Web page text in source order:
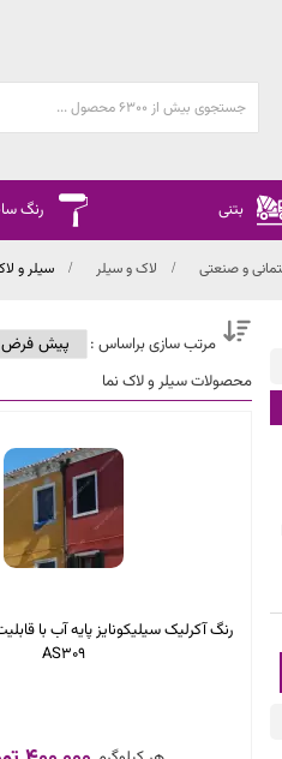
بتنی رنگ
و صنعتی لاک و سیلر سیلر و
مرتب سازی براساس :
محصولات سیلر و لاک نما
AS309